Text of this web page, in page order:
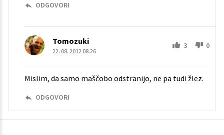
ODGOVORI
Tomozuki
22. 08. 2012 08.26
3 0
Mislim, da samo maščobo odstranijo, ne pa tudi žlez.
ODGOVORI